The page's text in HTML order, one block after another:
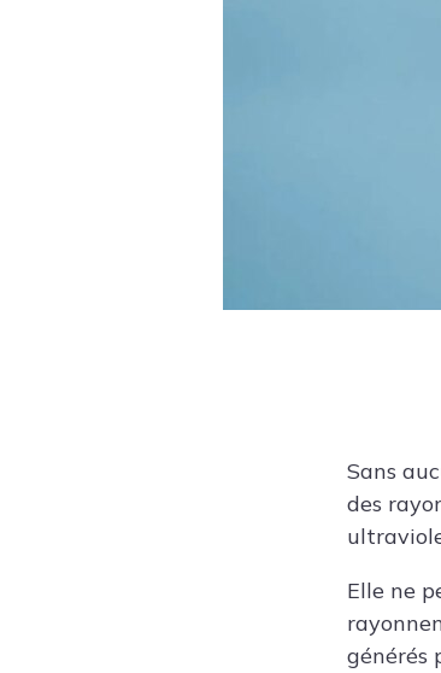
Sans
des
Elle ne
générés